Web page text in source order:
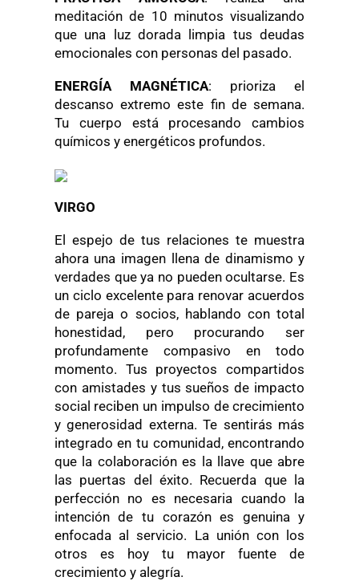
meditación de 10 minutos visualizando
que una luz dorada limpia tus deudas
emocionales con personas del pasado.
ENERGÍA MAGNÉTICA: prioriza el
descanso extremo este fin de semana.
Tu cuerpo está procesando cambios
químicos y energéticos profundos.
VIRGO
El espejo de tus relaciones te muestra
ahora una imagen llena de dinamismo y
verdades que ya no pueden ocultarse. Es
un ciclo excelente para renovar acuerdos
de pareja o socios, hablando con total
honestidad, pero procurando ser
profundamente compasivo en todo
momento. Tus proyectos compartidos
con amistades y tus sueños de impacto
social reciben un impulso de crecimiento
y generosidad externa. Te sentirás más
integrado en tu comunidad, encontrando
que la colaboración es la llave que abre
las puertas del éxito. Recuerda que la
perfección no es necesaria cuando la
intención de tu corazón es genuina y
enfocada al servicio. La unión con los
otros es hoy tu mayor fuente de
crecimiento y alegría.